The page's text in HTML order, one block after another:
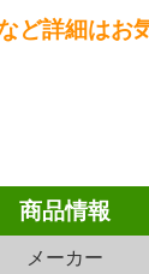
ど詳細はお
商品情報
メーカー